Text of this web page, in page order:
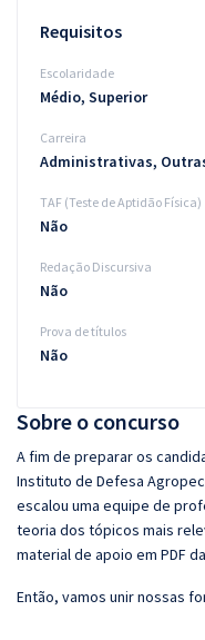
Sobre o concurso
A fim de preparar os
Instituto de Defesa
escalou uma equipe de
teoria dos tópicos mais
material de apoio em PDF
Então, vamos unir nossas
Requisitos
Escolaridade
Médio, Superior
Carreira
Administrativas,
TAF (Teste de Aptidão Física)
Não
Redação Discursiva
Não
Prova de títulos
Não